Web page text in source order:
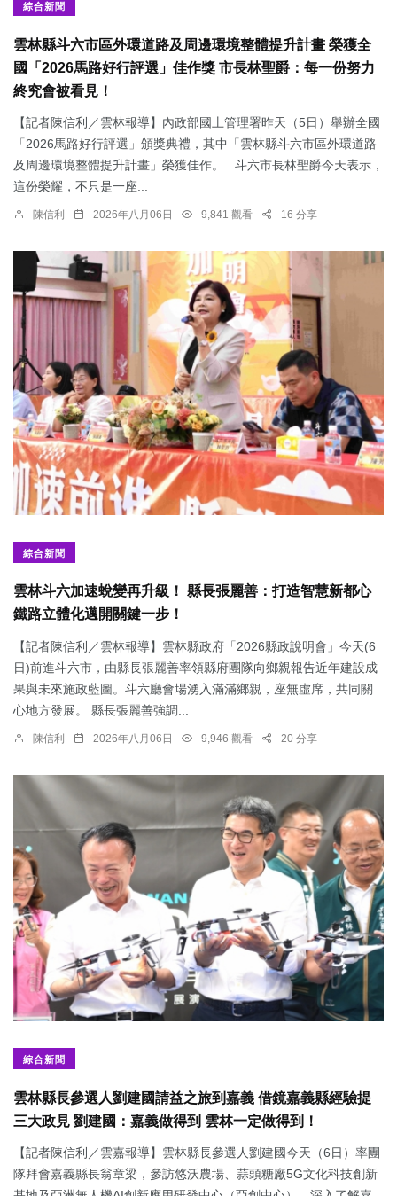
綜合新聞
雲林縣斗六市區外環道路及周邊環境整體提升計畫 榮獲全
國「2026馬路好行評選」佳作獎 市長林聖爵：每一份努力
終究會被看見！
【記者陳信利／雲林報導】內政部國土管理署昨天（5日）舉辦全國
「2026馬路好行評選」頒獎典禮，其中「雲林縣斗六市區外環道路
及周邊環境整體提升計畫」榮獲佳作。 斗六市長林聖爵今天表示，
這份榮耀，不只是一座...
陳信利 2026年八月06日 9,841 觀看 16 分享
綜合新聞
雲林斗六加速蛻變再升級！ 縣長張麗善：打造智慧新都心
鐵路立體化邁開關鍵一步！
【記者陳信利／雲林報導】雲林縣政府「2026縣政說明會」今天(6
日)前進斗六市，由縣長張麗善率領縣府團隊向鄉親報告近年建設成
果與未來施政藍圖。斗六廳會場湧入滿滿鄉親，座無虛席，共同關
心地方發展。 縣長張麗善強調...
陳信利 2026年八月06日 9,946 觀看 20 分享
綜合新聞
雲林縣長參選人劉建國請益之旅到嘉義 借鏡嘉義縣經驗提
三大政見 劉建國：嘉義做得到 雲林一定做得到！
【記者陳信利／雲嘉報導】雲林縣長參選人劉建國今天（6日）率團
隊拜會嘉義縣長翁章梁，參訪悠沃農場、蒜頭糖廠5G文化科技創新